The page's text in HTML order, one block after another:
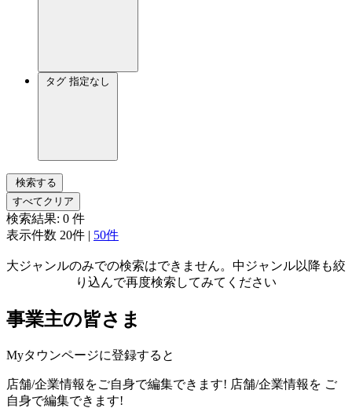
タグ 指定なし
検索する
すべてクリア
検索結果: 0 件
表示件数 20件 | 50件
大ジャンルのみでの検索はできません。中ジャンル以降も絞
り込んで再度検索してみてください
事業主の皆さま
Myタウンページに登録すると
店舗/企業情報をご自身で編集できます! 店舗/企業情報を ご
自身で編集できます!